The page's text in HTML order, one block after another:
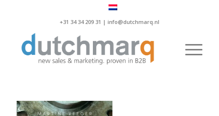
+31 34 34 209 31 | info@dutchmarq.nl